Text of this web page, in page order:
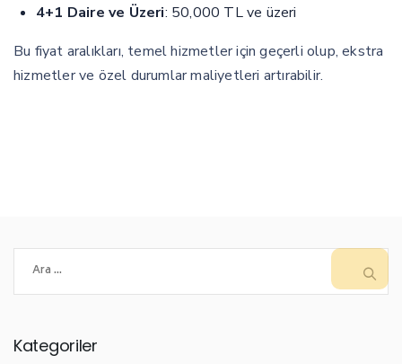
4+1 Daire ve Üzeri: 50,000 TL ve üzeri
Bu fiyat aralıkları, temel hizmetler için geçerli olup, ekstra
hizmetler ve özel durumlar maliyetleri artırabilir.
Kategoriler